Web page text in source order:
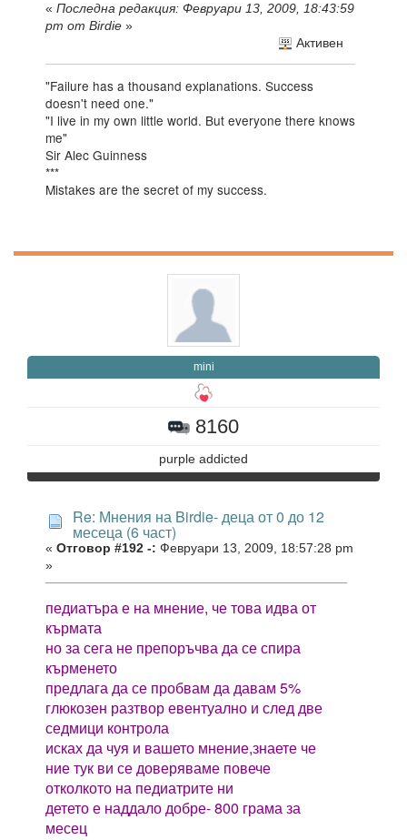
« Последна редакция: Февруари 13, 2009, 18:43:59
pm от Birdie »
Активен
"Failure has a thousand explanations. Success
doesn't need one."
"I live in my own little world. But everyone there knows
me"
Sir Alec Guinness
***
Mistakes are the secret of my success.
mini
8160
purple addicted
Re: Мнения на Birdie- деца от 0 до 12
месеца (6 част)
« Отговор #192 -: Февруари 13, 2009, 18:57:28 pm
»
педиатъра е на мнение, че това идва от
кърмата
но за сега не препоръчва да се спира
кърменето
предлага да се пробвам да давам 5%
глюкозен разтвор евентуално и след две
седмици контрола
исках да чуя и вашето мнение,знаете че
ние тук ви се доверяваме повече
отколкото на педиатрите ни
детето е наддало добре- 800 грама за
месец